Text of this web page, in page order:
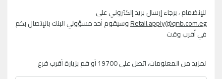
للإنضمام ، برجاء إرسال بريد إلكتروني على
Retail.apply@qnb.com.egوسيقوم أحد مسؤولي البنك بالإتصال بكم
في أقرب وقت
لمزيد من المعلومات، اتصل على 19700 أو قم بزيارة أقرب فرع